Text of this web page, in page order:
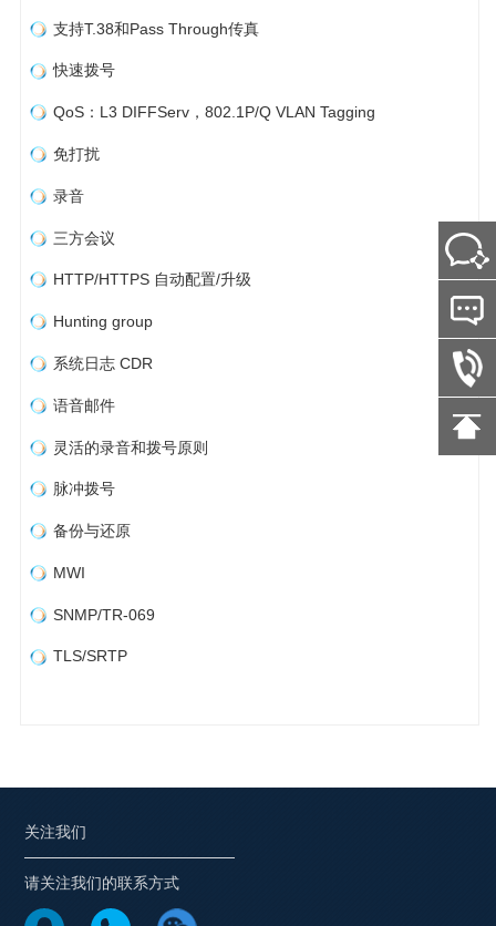
支持T.38和Pass Through传真
快速拨号
QoS：L3 DIFFServ，802.1P/Q VLAN Tagging
免打扰
录音
三方会议
HTTP/HTTPS 自动配置/升级
Hunting group
系统日志 CDR
语音邮件
灵活的录音和拨号原则
脉冲拨号
备份与还原
MWI
SNMP/TR-069
TLS/SRTP
关注我们
请关注我们的联系方式